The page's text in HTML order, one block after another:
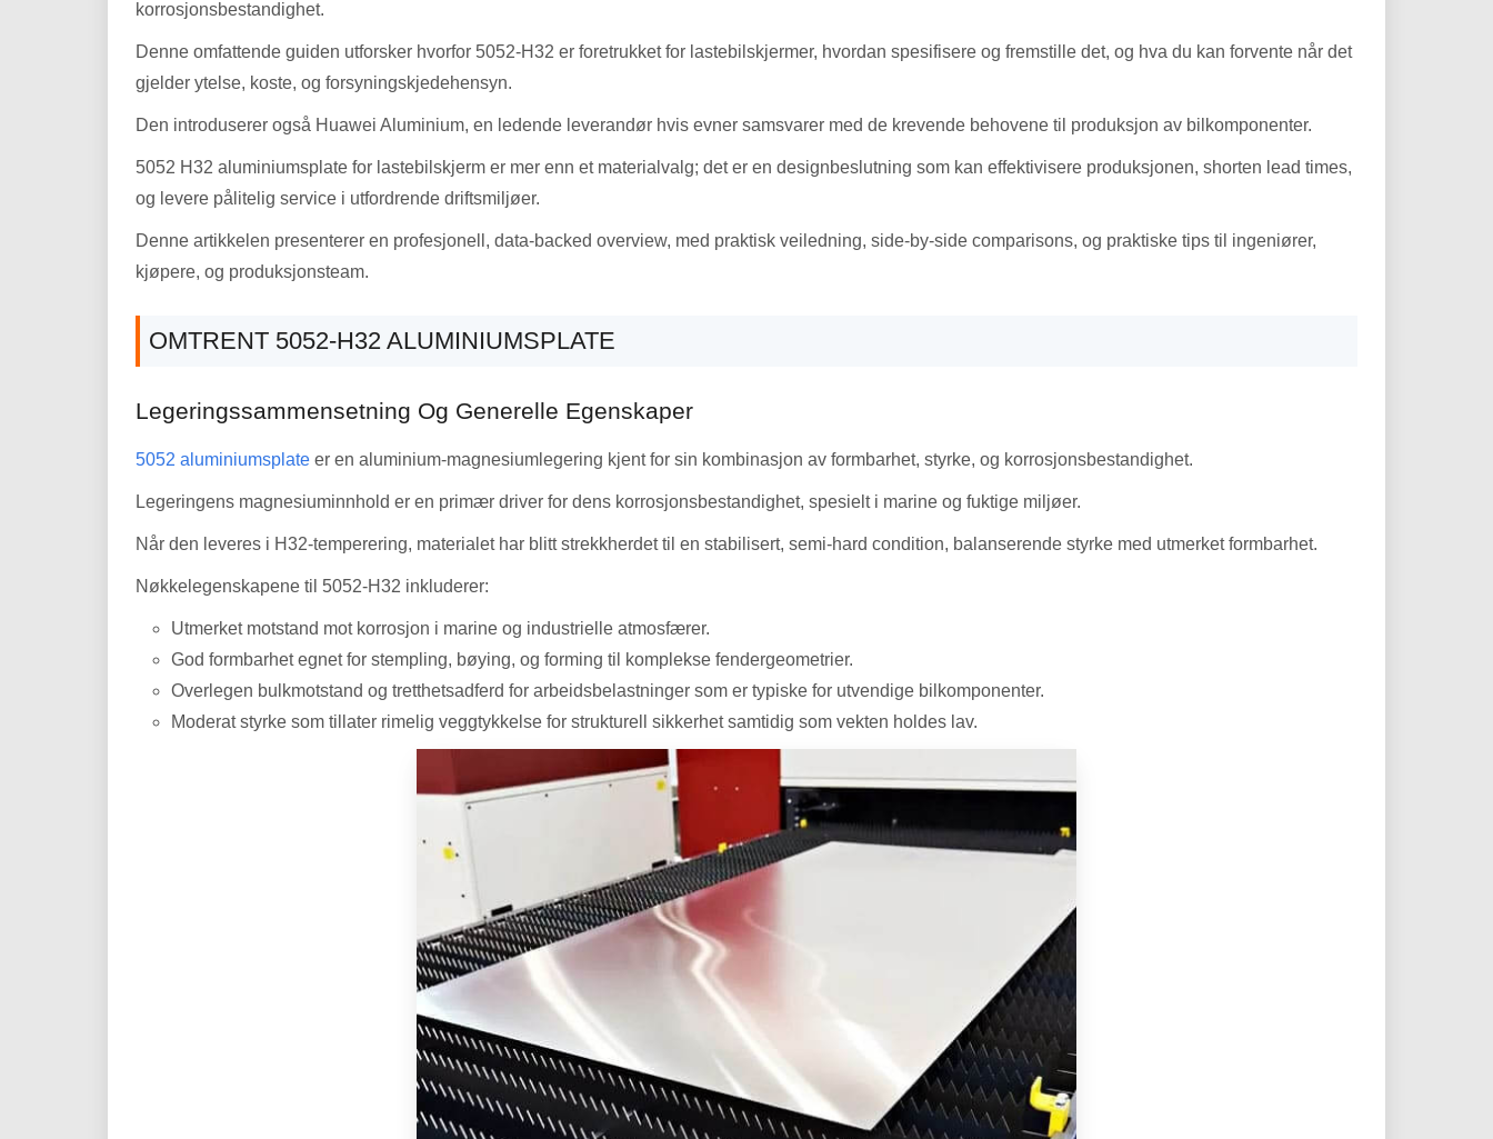
korrosjonsbestandighet.
Denne omfattende guiden utforsker hvorfor 5052-H32 er foretrukket for lastebilskjermer, hvordan spesifisere og fremstille det, og hva du kan forvente når det
gjelder ytelse, koste, og forsyningskjedehensyn.
Den introduserer også Huawei Aluminium, en ledende leverandør hvis evner samsvarer med de krevende behovene til produksjon av bilkomponenter.
5052 H32 aluminiumsplate for lastebilskjerm er mer enn et materialvalg; det er en designbeslutning som kan effektivisere produksjonen, shorten lead times,
og levere pålitelig service i utfordrende driftsmiljøer.
Denne artikkelen presenterer en profesjonell, data-backed overview, med praktisk veiledning, side-by-side comparisons, og praktiske tips til ingeniører,
kjøpere, og produksjonsteam.
OMTRENT 5052-H32 ALUMINIUMSPLATE
Legeringssammensetning Og Generelle Egenskaper
5052 aluminiumsplate er en aluminium-magnesiumlegering kjent for sin kombinasjon av formbarhet, styrke, og korrosjonsbestandighet.
Legeringens magnesiuminnhold er en primær driver for dens korrosjonsbestandighet, spesielt i marine og fuktige miljøer.
Når den leveres i H32-temperering, materialet har blitt strekkherdet til en stabilisert, semi-hard condition, balanserende styrke med utmerket formbarhet.
Nøkkelegenskapene til 5052-H32 inkluderer:
Utmerket motstand mot korrosjon i marine og industrielle atmosfærer.
God formbarhet egnet for stempling, bøying, og forming til komplekse fendergeometrier.
Overlegen bulkmotstand og tretthetsadferd for arbeidsbelastninger som er typiske for utvendige bilkomponenter.
Moderat styrke som tillater rimelig veggtykkelse for strukturell sikkerhet samtidig som vekten holdes lav.